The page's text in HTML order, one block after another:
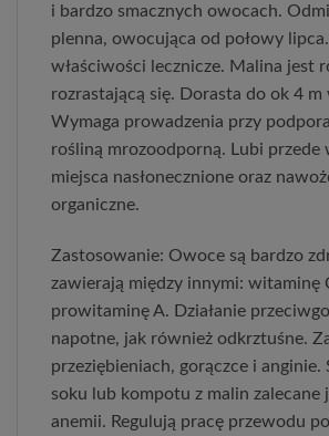
i bardzo smacznych owocach.
plenna, owocująca od połowy
właściwości lecznicze. Malina jest
rozrastającą się. Dorasta do ok 4 m
Wymaga prowadzenia przy
rośliną mrozoodporną. Lubi przede
miejsca nasłonecznione oraz
organiczne.
Zastosowanie: Owoce są bardzo
zawierają między innymi: witaminę
prowitaminę A. Działanie
napotne, jak również odkrztuśne.
przeziębieniach, gorączce i anginie.
soku lub kompotu z malin zalecane
anemii. Regulują pracę przewodu